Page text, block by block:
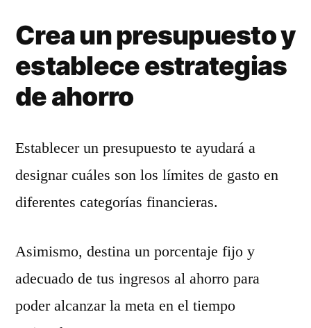
Crea un presupuesto y
establece estrategias
de ahorro
Establecer un presupuesto te ayudará a
designar cuáles son los límites de gasto en
diferentes categorías financieras.
Asimismo, destina un porcentaje fijo y
adecuado de tus ingresos al ahorro para
poder alcanzar la meta en el tiempo